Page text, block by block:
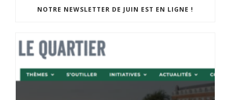
NOTRE NEWSLETTER DE JUIN EST EN LIGNE !